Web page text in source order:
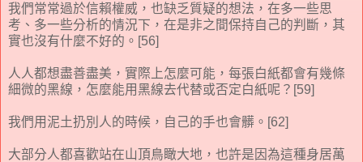
我們常常過於信賴權威，也缺乏質疑的想法，在多一些思
考、多一些分析的情況下，在是非之間保持自己的判斷，其
實也沒有什麼不好的。[56]
人人都想盡善盡美，實際上怎麼可能，每張白紙都會有幾條
細微的黑線，怎麼能用黑線去代替或否定白紙呢？[59]
我們用泥土扔別人的時候，自己的手也會髒。[62]
大部分人都喜歡站在山頂鳥瞰大地，也許是因為這種身居萬